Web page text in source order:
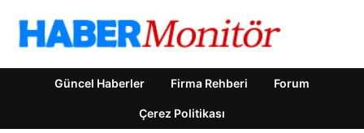
Güncel Haberler Firma Rehberi Forum
Çerez Politikası